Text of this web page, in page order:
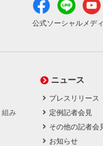
公式ソーシャルメデ
組み
ニュース
プレスリリース
定例記者会見
その他の記者会
お知らせ